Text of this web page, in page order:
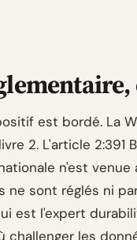
est bordé. La
2. L'article 2:391
n'est
ne sont réglés ni
est l'expert
challenger les